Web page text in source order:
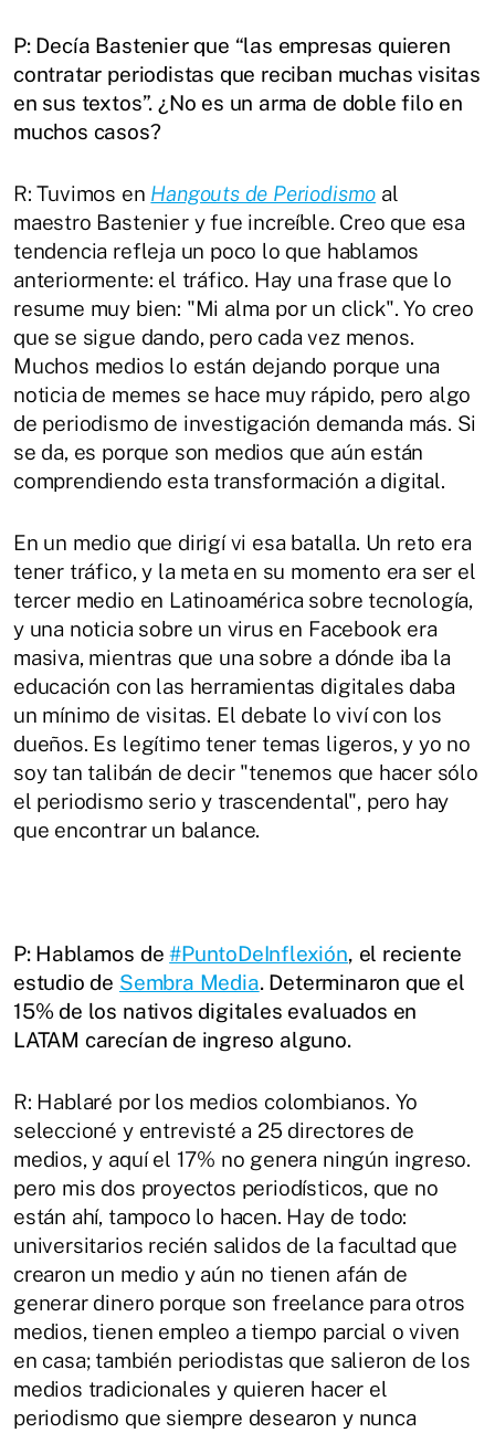
P: Decía Bastenier que “las empresas quieren
contratar periodistas que reciban muchas visitas
en sus textos”. ¿No es un arma de doble filo en
muchos casos?
R: Tuvimos en Hangouts de Periodismo al
maestro Bastenier y fue increíble. Creo que esa
tendencia refleja un poco lo que hablamos
anteriormente: el tráfico. Hay una frase que lo
resume muy bien: "Mi alma por un click". Yo creo
que se sigue dando, pero cada vez menos.
Muchos medios lo están dejando porque una
noticia de memes se hace muy rápido, pero algo
de periodismo de investigación demanda más. Si
se da, es porque son medios que aún están
comprendiendo esta transformación a digital.
En un medio que dirigí vi esa batalla. Un reto era
tener tráfico, y la meta en su momento era ser el
tercer medio en Latinoamérica sobre tecnología,
y una noticia sobre un virus en Facebook era
masiva, mientras que una sobre a dónde iba la
educación con las herramientas digitales daba
un mínimo de visitas. El debate lo viví con los
dueños. Es legítimo tener temas ligeros, y yo no
soy tan talibán de decir "tenemos que hacer sólo
el periodismo serio y trascendental", pero hay
que encontrar un balance.
P: Hablamos de#PuntoDeInflexión, el reciente
estudio de Sembra Media. Determinaron que el
15% de los nativos digitales evaluados en
LATAM carecían de ingreso alguno.
R: Hablaré por los medios colombianos. Yo
seleccioné y entrevisté a 25 directores de
medios, y aquí el 17% no genera ningún ingreso.
pero mis dos proyectos periodísticos, que no
están ahí, tampoco lo hacen. Hay de todo:
universitarios recién salidos de la facultad que
crearon un medio y aún no tienen afán de
generar dinero porque son freelance para otros
medios, tienen empleo a tiempo parcial o viven
en casa; también periodistas que salieron de los
medios tradicionales y quieren hacer el
periodismo que siempre desearon y nunca